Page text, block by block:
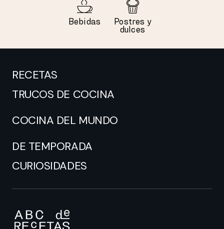
Bebidas
Postres y
dulces
RECETAS
TRUCOS DE COCINA
COCINA DEL MUNDO
DE TEMPORADA
CURIOSIDADES